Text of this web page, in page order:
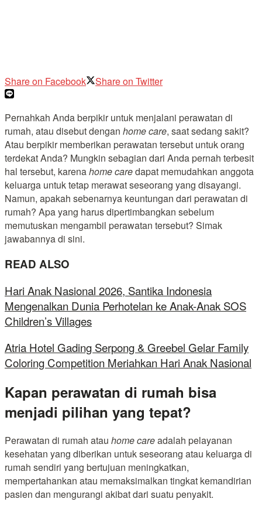
Share on Facebook Share on Twitter
Pernahkah Anda berpikir untuk menjalani perawatan di
rumah, atau disebut dengan home care, saat sedang sakit?
Atau berpikir memberikan perawatan tersebut untuk orang
terdekat Anda? Mungkin sebagian dari Anda pernah terbesit
hal tersebut, karenahome caredapat memudahkan anggota
keluarga untuk tetap merawat seseorang yang disayangi.
Namun, apakah sebenarnya keuntungan dari perawatan di
rumah? Apa yang harus dipertimbangkan sebelum
memutuskan mengambil perawatan tersebut? Simak
jawabannya di sini.
READ ALSO
Hari Anak Nasional 2026, Santika Indonesia
Mengenalkan Dunia Perhotelan ke Anak-Anak SOS
Children’s Villages
Atria Hotel Gading Serpong & Greebel Gelar Family
Coloring Competition Meriahkan Hari Anak Nasional
Kapan perawatan di rumah bisa
menjadi pilihan yang tepat?
Perawatan di rumah atau home careadalah pelayanan
kesehatan yang diberikan untuk seseorang atau keluarga di
rumah sendiri yang bertujuan meningkatkan,
mempertahankan atau memaksimalkan tingkat kemandirian
pasien dan mengurangi akibat dari suatu penyakit.